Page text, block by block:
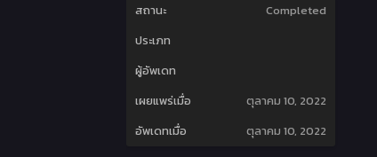
สถานะ
Completed
ประเภท
ผู้อัพเดท
เผยแพร่เมื่อ
ตุลาคม 10, 2022
อัพเดทเมื่อ
ตุลาคม 10, 2022